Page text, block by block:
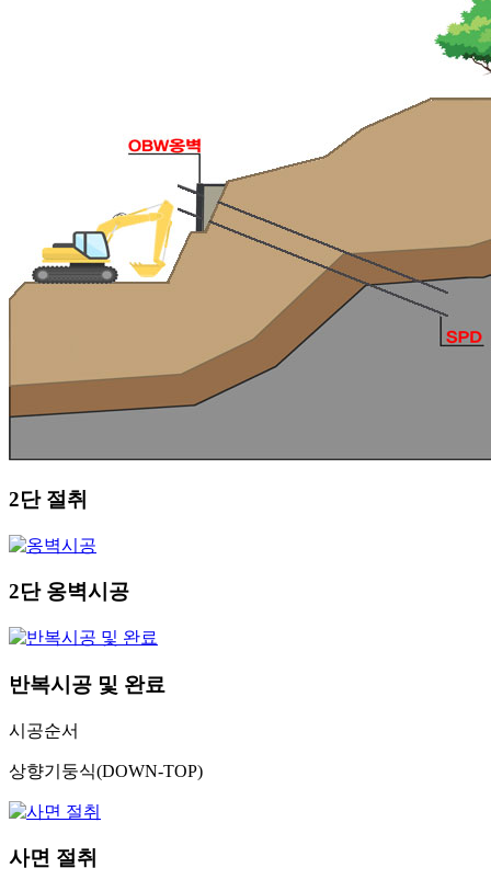
2단 절취
2단 옹벽시공
반복시공 및 완료
시공순서
상향기둥식(DOWN-TOP)
사면 절취